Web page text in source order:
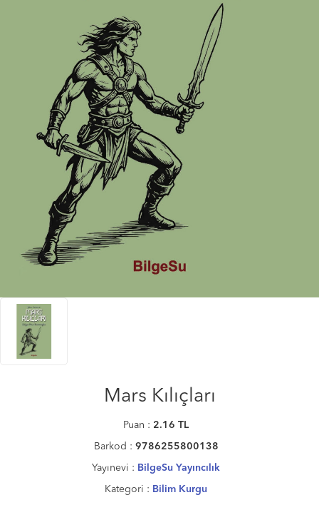
Mars Kılıçları
Puan : 2.16 TL
Barkod : 9786255800138
Yayınevi : BilgeSu Yayıncılık
Kategori : Bilim Kurgu